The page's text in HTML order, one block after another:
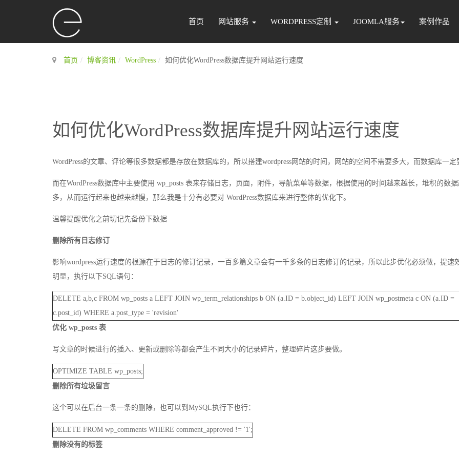
首页 网站服务 WORDPRESS定制 JOOMLA服务 案例作品
首页 博客资讯 WordPress 如何优化WordPress数据库提升网站运行速度
如何优化WordPress数据库提升网站运行速度
WordPress的文章、评论等很多数据都是存放在数据库的，所以搭建wordpress网站的时间，网站的空间不需要多大，而数据库一定
而在WordPress数据库中主要使用 wp_posts 表来存储日志，页面，附件，导航菜单等数据，根据使用的时间越来越长，堆积的数
多，从而运行起来也越来越慢，那么我是十分有必要对 WordPress数据库来进行整体的优化下。
温馨提醒优化之前切记先备份下数据
删除所有日志修订
影响wordpress运行速度的根源在于日志的修订记录，一百多篇文章会有一千多条的日志修订的记录，所以此步优化必须做，提速
明显，执行以下SQL语句：
DELETE a,b,c FROM wp_posts a LEFT JOIN wp_term_relationships b ON (a.ID = b.object_id) LEFT JOIN wp_postmeta c ON (a.ID =
c.post_id) WHERE a.post_type = 'revision'
优化 wp_posts 表
写文章的时候进行的插入、更新或删除等都会产生不同大小的记录碎片，整理碎片这步要做。
OPTIMIZE TABLE wp_posts;
删除所有垃圾留言
这个可以在后台一条一条的删除，也可以到MySQL执行下也行：
DELETE FROM wp_comments WHERE comment_approved != '1';
删除没有的标签